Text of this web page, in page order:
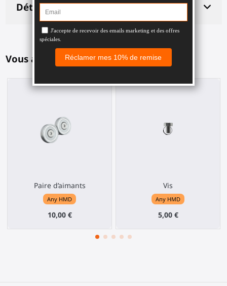
Détails du produit
Vous aimerez aussi
Paire d’aimants
Any HMD
10,00 €
Vis
Any HMD
5,00 €